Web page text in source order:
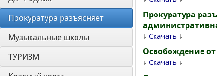
Прокуратура разъясняет
Музыкальные школы
ТУРИЗМ
Прокуратура
↓ Скачать ↓
Освобождение
↓ Скачать ↓